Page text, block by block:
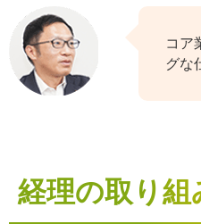
コア
グな
経理の取り